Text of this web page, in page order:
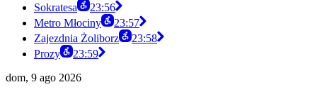
Sokratesa
23:56
Metro Młociny
23:57
Zajezdnia Żoliborz
23:58
Prozy
23:59
dom, 9 ago 2026